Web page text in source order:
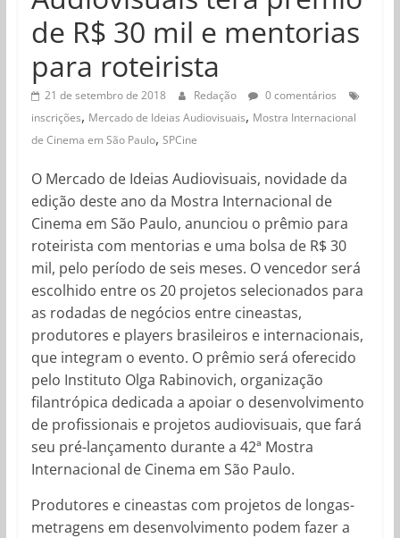
de R$ 30 mil e mentorias
para roteirista
21 de setembro de 2018 Redação
0 comentários
inscrições, Mercado de Ideias Audiovisuais, Mostra Internacional
de Cinema em São Paulo, SPCine
O Mercado de Ideias Audiovisuais, novidade da
edição deste ano da Mostra Internacional de
Cinema em São Paulo, anunciou o prêmio para
roteirista com mentorias e uma bolsa de R$ 30
mil, pelo período de seis meses. O vencedor será
escolhido entre os 20 projetos selecionados para
as rodadas de negócios entre cineastas,
produtores e players brasileiros e internacionais,
que integram o evento. O prêmio será oferecido
pelo Instituto Olga Rabinovich, organização
filantrópica dedicada a apoiar o desenvolvimento
de profissionais e projetos audiovisuais, que fará
seu pré-lançamento durante a 42ª Mostra
Internacional de Cinema em São Paulo.
Produtores e cineastas com projetos de longas-
metragens em desenvolvimento podem fazer a